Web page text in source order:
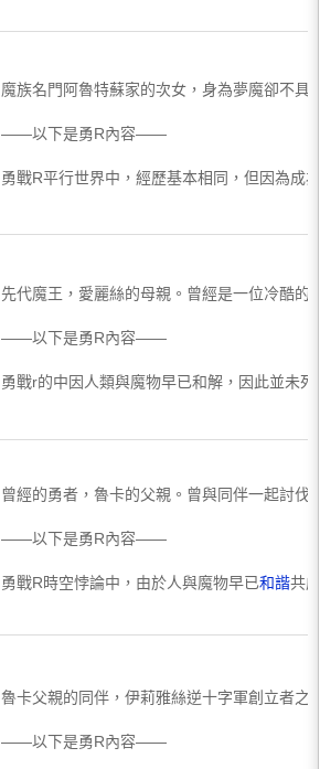
魔族名門阿魯特蘇家的次女，身為夢魔卻不具
——以下是勇R內容——
勇戰R平行世界中，經歷基本相同，但因為成
先代魔王，愛麗絲的母親。曾經是一位冷酷
——以下是勇R內容——
勇戰r的中因人類與魔物早已和解，因此並未
曾經的勇者，魯卡的父親。曾與同伴一起討
——以下是勇R內容——
勇戰R時空悖論中，由於人與魔物早已和諧共
魯卡父親的同伴，伊莉雅絲逆十字軍創立者之
——以下是勇R內容——